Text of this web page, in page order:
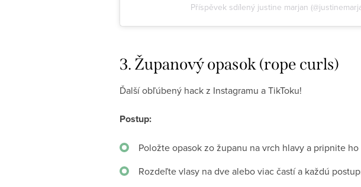
Příspěvek sdílený justine marjan
3. Županový opasok (rope curls)
Ďalší obľúbený hack z Instagramu a TikToku!
Postup:
Položte opasok zo županu na vrch hlavy a pripnite ho
Rozdeľte vlasy na dve alebo viac častí a každú